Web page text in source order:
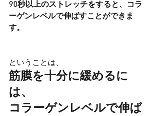
90秒以上のストレッチをすると、コラ
ーゲンレベルで伸ばすことができま
す。
ということは、
筋膜を十分に緩めるに
は、
コラーゲンレベルで伸ば